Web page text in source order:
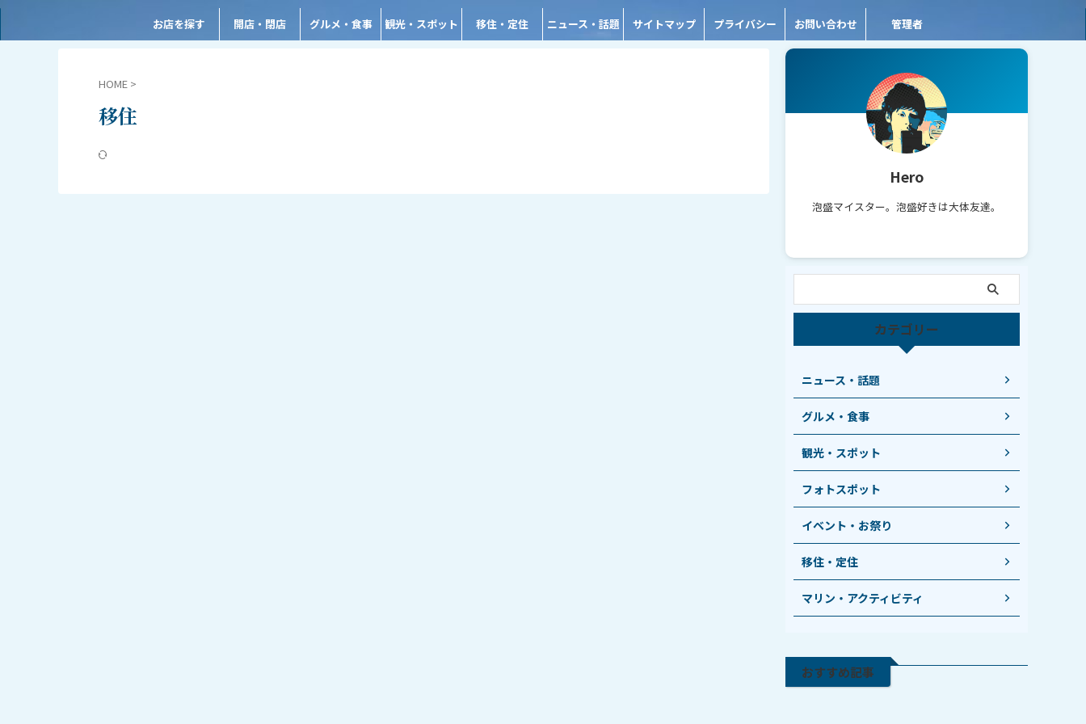
お店を探す 開店・閉店 グルメ・食事 観光・スポット 移住・定住 ニュース・話題 サイトマップ プライバシー お問い合わせ 管理者
HOME >
移住
Hero
泡盛マイスター。泡盛好きは大体友達。
カテゴリー
ニュース・話題
グルメ・食事
観光・スポット
フォトスポット
イベント・お祭り
移住・定住
マリン・アクティビティ
おすすめ記事